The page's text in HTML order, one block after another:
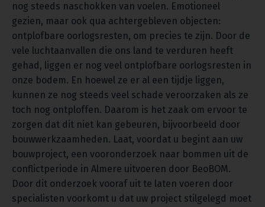
nog steeds naschokken van voelen. Emotioneel
gezien, maar ook qua achtergebleven objecten:
ontplofbare oorlogsresten, om precies te zijn. Door de
vele luchtaanvallen die ons land te verduren heeft
gehad, liggen er nog veel ontplofbare oorlogsresten in
onze bodem. En hoewel ze er al een tijdje liggen,
kunnen ze nog steeds veel schade veroorzaken als ze
toch nog ontploffen. Daarom is het zaak om ervoor te
zorgen dat dit niet kan gebeuren, bijvoorbeeld door
bouwwerkzaamheden. Laat, voordat u begint aan uw
bouwproject, een vooronderzoek naar bommen uit de
conflictperiode in Almere uitvoeren door BeoBOM.
Door dit onderzoek vooraf uit te laten voeren door
specialisten voorkomt u dat uw project stilgelegd moet